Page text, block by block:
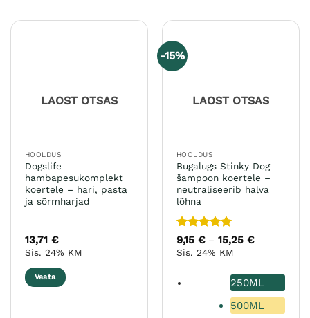
LAOST OTSAS
HOOLDUS
Dogslife
hambapesukomplekt
koertele – hari, pasta
ja sõrmharjad
13,71 €
Sis. 24% KM
Vaata
-15%
LAOST OTSAS
HOOLDUS
Bugalugs Stinky Dog
šampoon koertele –
neutraliseerib halva
lõhna
Hinnanguga
5/ 5
9,15 € – 15,25 €
Sis. 24% KM
250ML
500ML